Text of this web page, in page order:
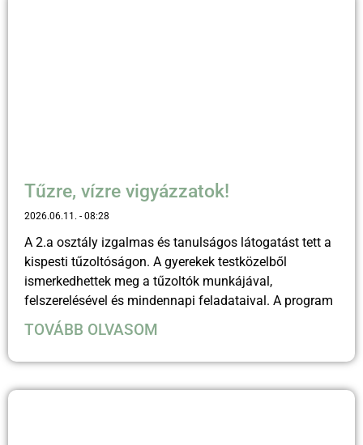
Tűzre, vízre vigyázzatok!
2026.06.11. 08:28
A 2.a osztály izgalmas és tanulságos látogatást tett a
kispesti tűzoltóságon. A gyerekek testközelből
ismerkedhettek meg a tűzoltók munkájával,
felszerelésével és mindennapi feladataival. A program
TOVÁBB OLVASOM